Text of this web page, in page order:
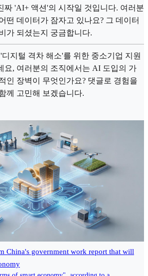
짜 'AI+ 액션'의 시작일 것입니다. 여러분
떤 데이터가 잠자고 있나요? 그 데이터
가 되셨는지 궁금합니다.
지털 격차 해소'를 위한 중소기업 지원
요, 여러분의 조직에서는 AI 도입의 가
인 장벽이 무엇인가요? 댓글로 경험을
께 고민해 보겠습니다.
China's government work report that will